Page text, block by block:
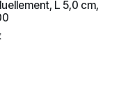
L 5,0 cm,